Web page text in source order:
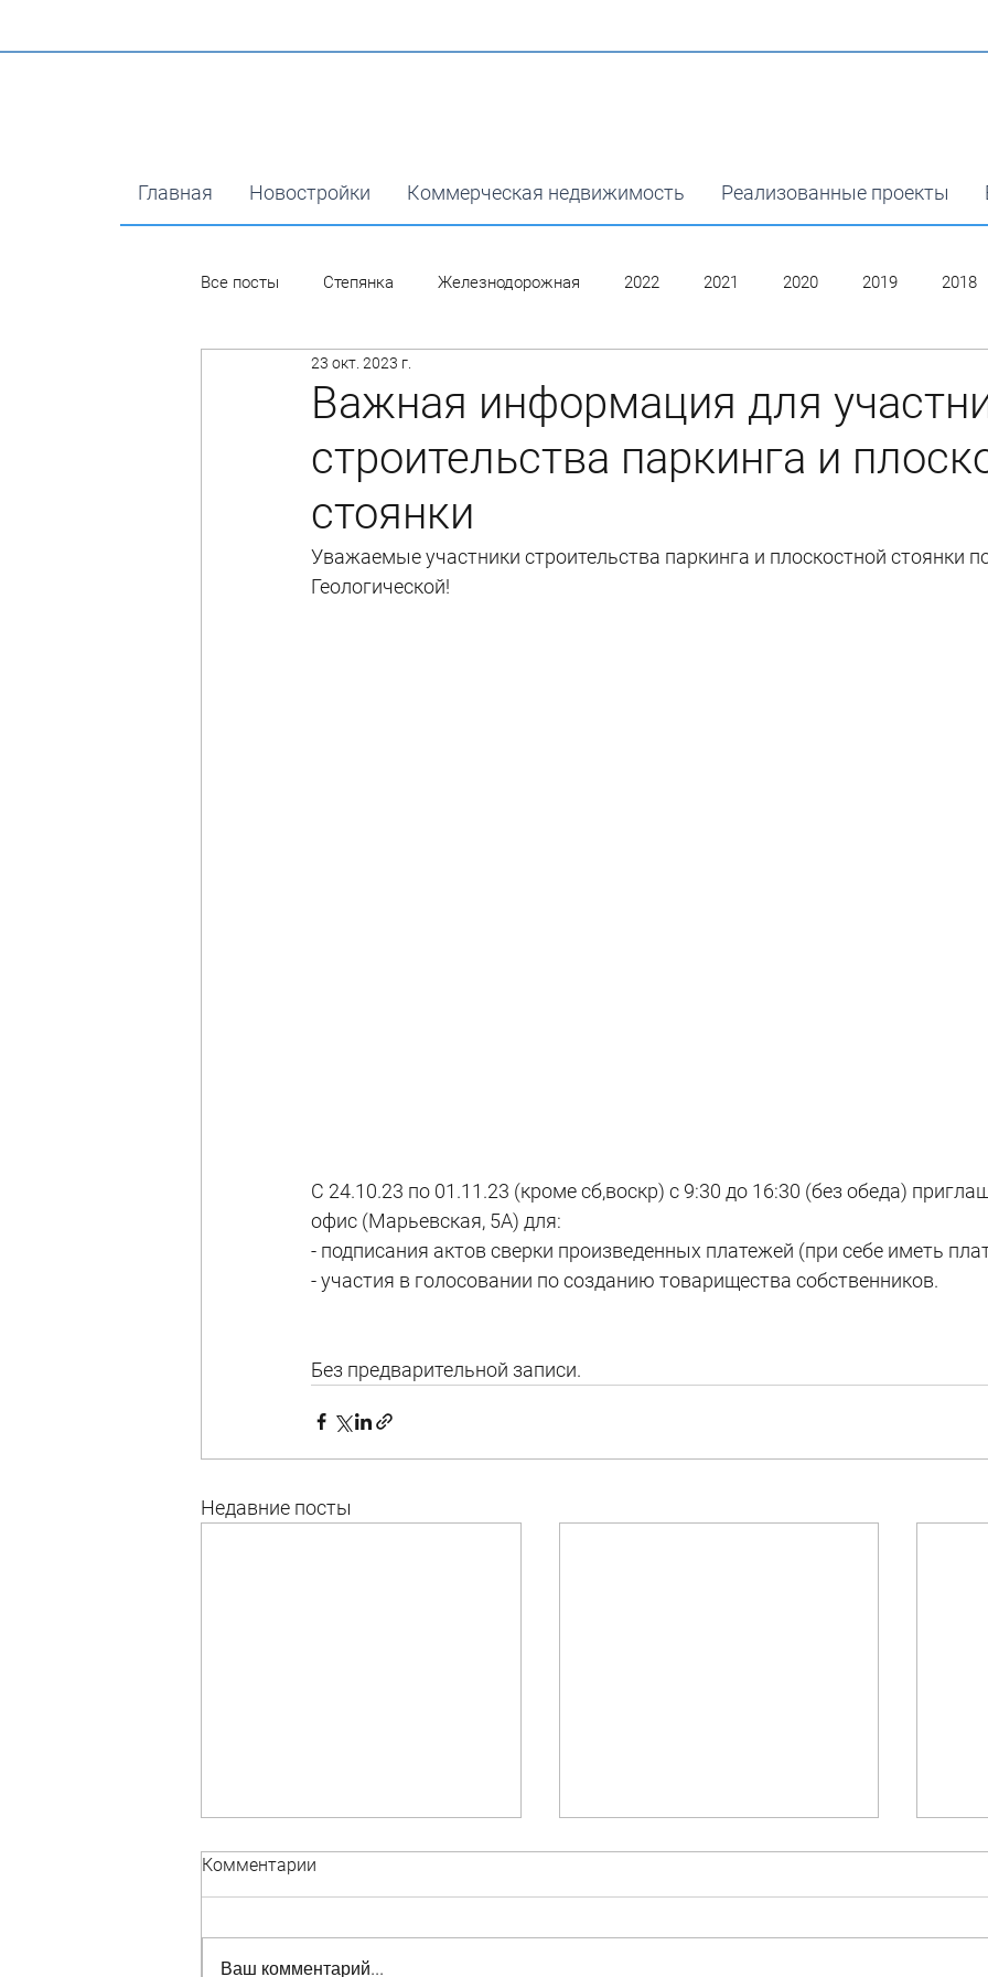
Главная Новостройки Коммерческая недвижимость Реализованные проекты
Все посты Степянка Железнодорожная 2022 2021 2020 2019 2018
Важная информация для
строительства паркинга и
стоянки
23 окт. 2023 г.
Уважаемые участники строительства паркинга и плоскостной стоянки
Геологической!
С 24.10.23 по 01.11.23 (кроме сб,воскр) с 9:30 до 16:30 (без обеда)
офис (Марьевская, 5А) для:
- подписания актов сверки произведенных платежей (при себе иметь
- участия в голосовании по созданию товарищества собственников.
Без предварительной записи.
Недавние посты
Комментарии
Ваш комментарий...